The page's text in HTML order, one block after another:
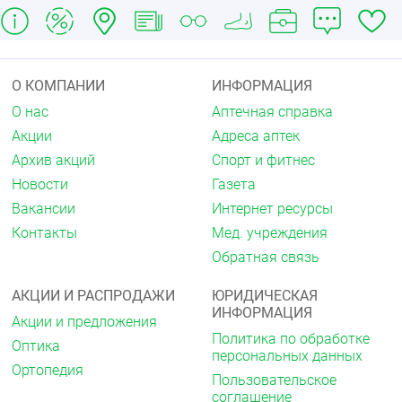
Пациентам в возрасте от 2х до 6 лет, а так же
очень худым взрослым и людям с тонкой кожей
может потребоваться формирование кожной
Особые указания
Иглы BD Micro-Fine Plus предназначены только для
стерилизация, повторная обработка или повторное
использование запрещено.
Условия хранения
Температура: от +5 С до +30 С.
Влажность: от 20% до 80% без конденсации.
Срок годности
5 лет.
О КОМПАНИИ
О нас
Акции
Архив акций
Новости
Вакансии
Контакты
ИНФОРМАЦИЯ
Аптечная справка
Адреса аптек
Спорт и фитнес
Газета
Интернет ресурсы
Мед. учреждения
Обратная связь
АКЦИИ И РАСПРОДАЖИ
Акции и предложения
Оптика
Ортопедия
ЮРИДИЧЕСКАЯ
ИНФОРМАЦИЯ
Политика по обработке
персональных данных
Пользовательское
соглашение